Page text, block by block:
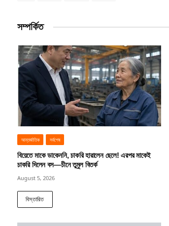
সম্পর্কিত
আন্তর্জাতিক সর্বশেষ
বিয়েতে মাকে ডাকেননি, চাকরি হারালেন ছেলে! এরপর মাকেই
চাকরি দিলেন বস—চীনে তুমুল বিতর্ক
August 5, 2026
বিস্তারিত